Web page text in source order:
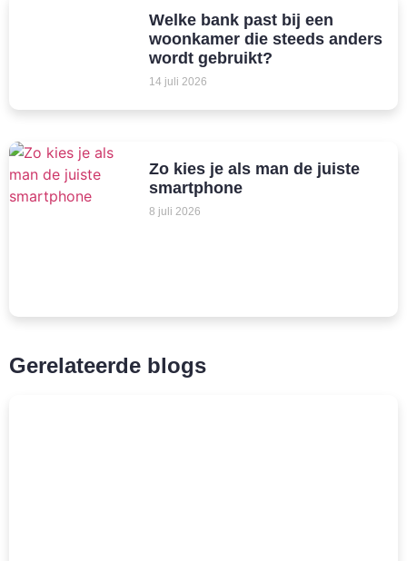
Welke bank past bij een
woonkamer die steeds anders
wordt gebruikt?
14 juli 2026
Zo kies je als man de juiste
smartphone
8 juli 2026
Gerelateerde blogs